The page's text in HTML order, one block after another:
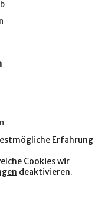
Erfahrung
Cookies wir
deaktivieren.